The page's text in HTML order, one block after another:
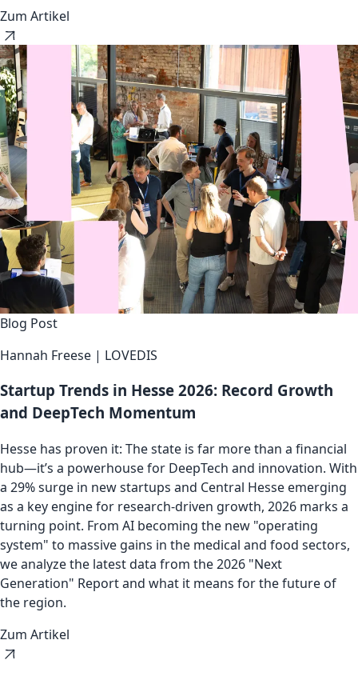
Zum Artikel
Blog Post
Hannah Freese | LOVEDIS
Startup Trends in Hesse 2026: Record Growth
and DeepTech Momentum
Hesse has proven it: The state is far more than a financial
hub—it’s a powerhouse for DeepTech and innovation. With
a 29% surge in new startups and Central Hesse emerging
as a key engine for research-driven growth, 2026 marks a
turning point. From AI becoming the new "operating
system" to massive gains in the medical and food sectors,
we analyze the latest data from the 2026 "Next
Generation" Report and what it means for the future of
the region.
Zum Artikel